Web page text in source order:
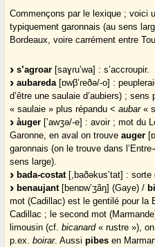
Commençons par le lexique ; voici
typiquement garonnais (au sens
Bordeaux, voire carrément entre
s’agroar [saɣɾu’wa] : s’accroupir.
aubareda[ɒwβ’ɾeðə/-o] :
d’être une saulaie d’aubiers) ;
« saulaie » plus répandu <aubar«
àuger [’awʒə/-e] : avoir ; mot du
Garonne, en aval on trouveauger
garonnais (on le trouve dans
sens large).
bada-costat [,baðəkus’tat] :
benaujant [benɒw’ʒãŋ] (Gaye) /
mot (Cadillac) est le gentilé pour la
Cadillac ; le second mot
limousin (cf.bicanard« rustre »),
p.ex.boirar. Aussipibes en